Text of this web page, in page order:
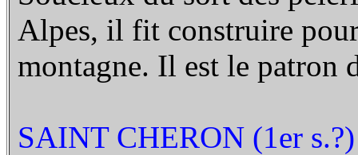
Alpes, il fit construire
montagne. Il est le patron
SAINT CHERON (1er s.?)